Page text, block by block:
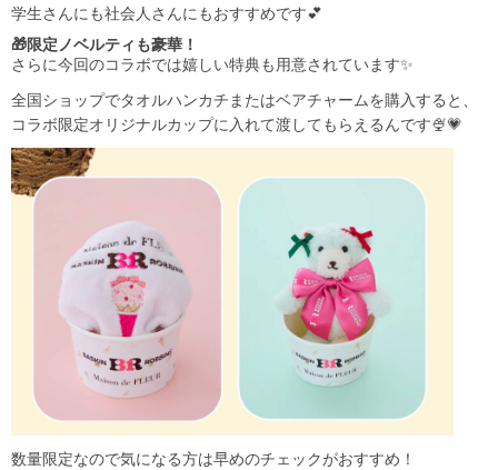
学生さんにも社会人さんにもおすすめです💕
🎁限定ノベルティも豪華！
さらに今回のコラボでは嬉しい特典も用意されています✨
全国ショップでタオルハンカチまたはベアチャームを購入すると、
コラボ限定オリジナルカップに入れて渡してもらえるんです🍨💗
数量限定なので気になる方は早めのチェックがおすすめ！